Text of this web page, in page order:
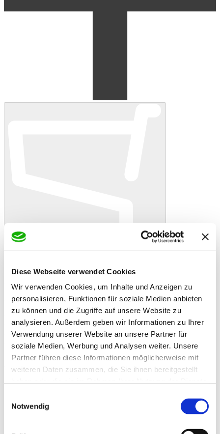
Diese Webseite verwendet Cookies
Wir verwenden Cookies, um Inhalte und Anzeigen zu
personalisieren, Funktionen für soziale Medien anbieten
zu können und die Zugriffe auf unsere Website zu
analysieren. Außerdem geben wir Informationen zu Ihrer
Verwendung unserer Website an unsere Partner für
soziale Medien, Werbung und Analysen weiter. Unsere
Partner führen diese Informationen möglicherweise mit
weiteren Daten zusammen, die Sie ihnen bereitgestellt
Notwendig
In den Warenkorb Danke! Etwas ist schiefgelaufen
Speers Premium Wiesenheu Apfel
Artikelbeschreibung
Speers Premium Wiesenheu mit leckerem Apfel 750g besteht aus
Gräsern und natürlichen Kräutern von saftigen Marschwiesen. Die
Gräser und Kräuter werden besonders schonend getrocknet und
entstaubt. Die schmackhaften Äpfel sorgen durch den hohen Gehalt
an Vitaminen, Spurenelementen und Mineralien für Abwechslung
und fördern die Verdauung Ihres Lieblings.
Wiesenheu eignet sich als rohfaserreiche Ergänzung zur
Dunkel, trocken und sachgerecht lagern.